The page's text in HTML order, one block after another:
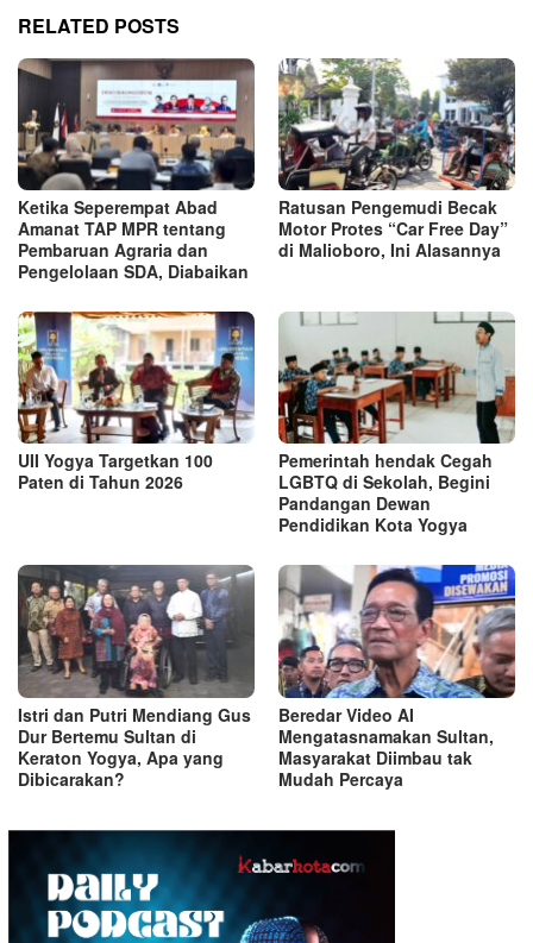
RELATED POSTS
Ketika Seperempat Abad
Amanat TAP MPR tentang
Pembaruan Agraria dan
Pengelolaan SDA, Diabaikan
Ratusan Pengemudi Becak
Motor Protes “Car Free Day”
di Malioboro, Ini Alasannya
UII Yogya Targetkan 100
Paten di Tahun 2026
Pemerintah hendak Cegah
LGBTQ di Sekolah, Begini
Pandangan Dewan
Pendidikan Kota Yogya
Istri dan Putri Mendiang Gus
Dur Bertemu Sultan di
Keraton Yogya, Apa yang
Dibicarakan?
Beredar Video AI
Mengatasnamakan Sultan,
Masyarakat Diimbau tak
Mudah Percaya